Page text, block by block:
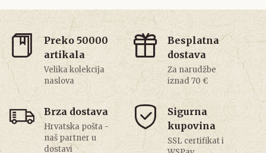
Preko 50000
artikala
Velika kolekcija
naslova
Besplatna
dostava
Za narudžbe
iznad 70 €
Brza dostava
Hrvatska pošta -
naš partner u
dostavi
Sigurna
kupovina
SSL certifikat i